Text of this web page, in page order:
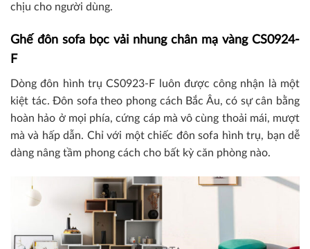
chịu cho người dùng.
Ghế đôn sofa bọc vải nhung chân mạ vàng CS0924-
F
Dòng đôn hình trụ CS0923-F luôn được công nhận là một
kiệt tác. Đôn sofa theo phong cách Bắc Âu, có sự cân bằng
hoàn hảo ở mọi phía, cứng cáp mà vô cùng thoải mái, mượt
mà và hấp dẫn. Chỉ với một chiếc đôn sofa hình trụ, bạn dễ
dàng nâng tầm phong cách cho bất kỳ căn phòng nào.